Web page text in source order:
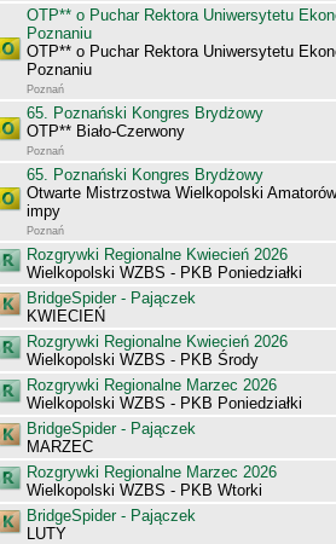
OTP** o Puchar Rektora Uniwersytetu
Poznaniu
OTP** o Puchar Rektora Uniwersytetu
Poznaniu
Poznań
65. Poznański Kongres Brydżowy
OTP** Biało-Czerwony
Poznań
65. Poznański Kongres Brydżowy
Otwarte Mistrzostwa Wielkopolski
impy
Poznań
Rozgrywki Regionalne Kwiecień 2026
Wielkopolski WZBS - PKB Poniedziałki
BridgeSpider - Pajączek
KWIECIEŃ
Rozgrywki Regionalne Kwiecień 2026
Wielkopolski WZBS - PKB Środy
Rozgrywki Regionalne Marzec 2026
Wielkopolski WZBS - PKB Poniedziałki
BridgeSpider - Pajączek
MARZEC
Rozgrywki Regionalne Marzec 2026
Wielkopolski WZBS - PKB Wtorki
BridgeSpider - Pajączek
LUTY